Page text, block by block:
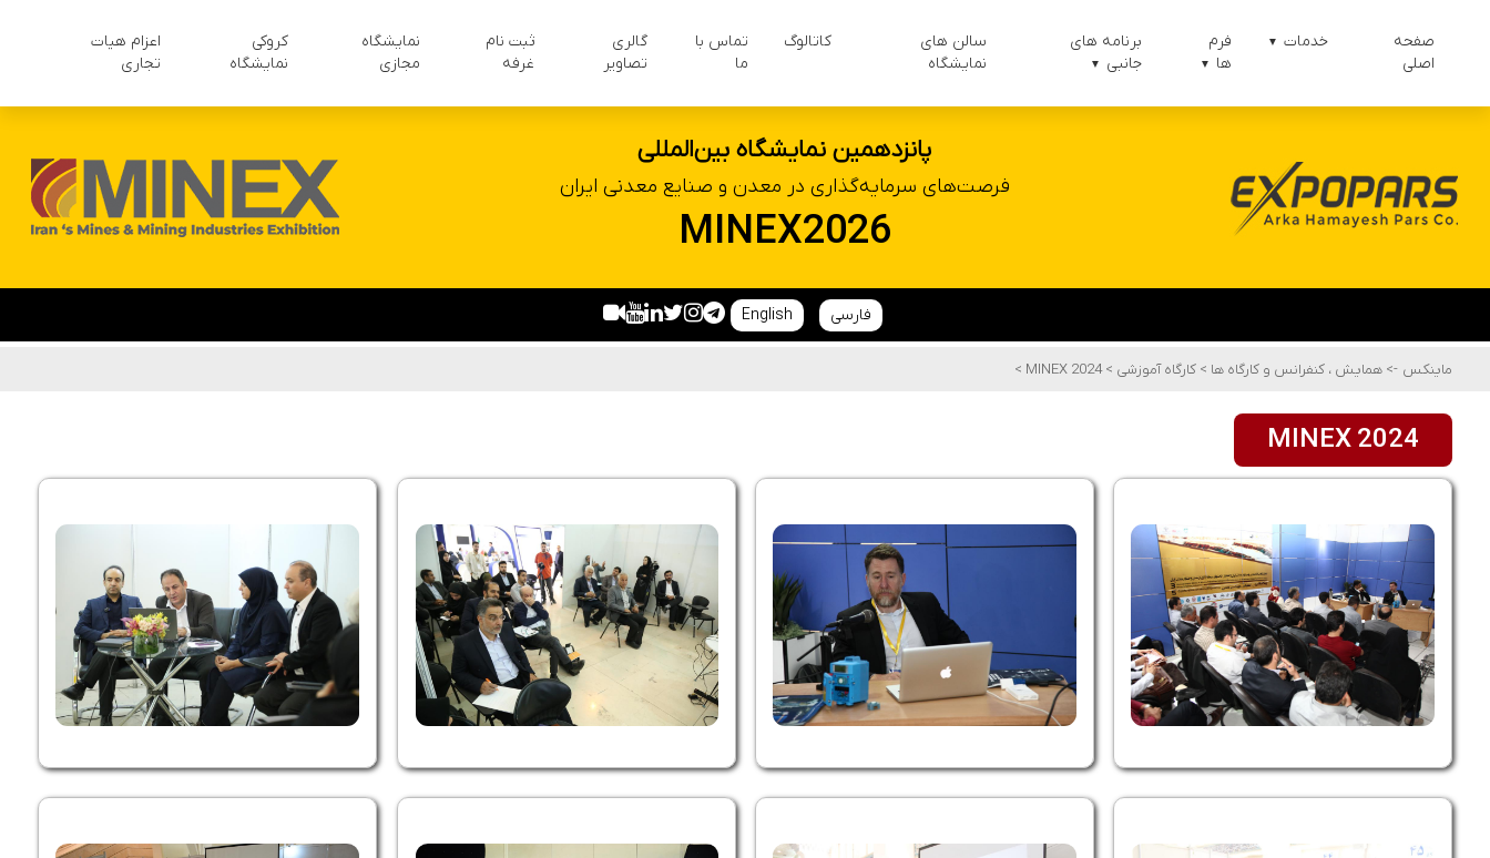
صفحه
اصلی
خدمات ▼
فرم
ها
▼
برنامه های
جانبی
▼
سالن های
نمایشگاه
کاتالوگ
تماس با
ما
گالری
تصاویر
ثبت نام
غرفه
نمایشگاه
مجازی
کروکی
نمایشگاه
اعزام هیات
تجاری
پانزدهمین نمایشگاه بین‌المللی
فرصت‌های سرمایه‌گذاری در معدن و صنایع معدنی ایران
MINEX2026
فارسی English
ماینکس -> همایش ، کنفرانس و کارگاه ها > کارگاه آموزشی >
MINEX 2024
>
MINEX 2024